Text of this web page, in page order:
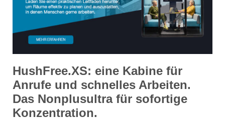
HushFree.XS: eine Kabine für
Anrufe und schnelles Arbeiten.
Das Nonplusultra für sofortige
Konzentration.